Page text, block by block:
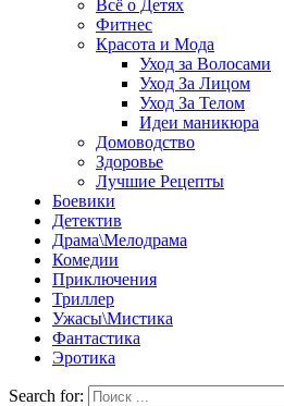
Всё о Детях
Фитнес
Красота и Мода
Уход за Волосами
Уход За Лицом
Уход За Телом
Идеи маникюра
Домоводство
Здоровье
Лучшие Рецепты
Боевики
Детектив
Драма\Мелодрама
Комедии
Приключения
Триллер
Ужасы\Мистика
Фантастика
Эротика
Search for: